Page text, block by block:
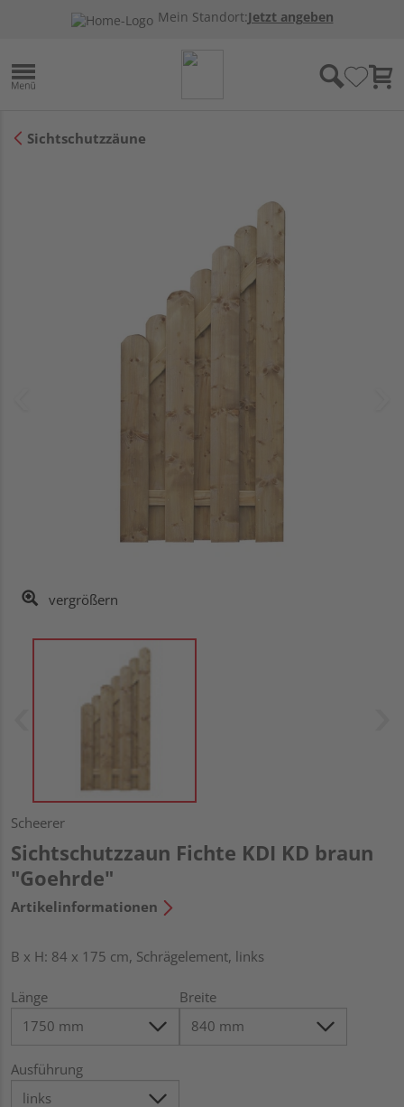
Mein Standort:Jetzt angeben
Sichtschutzzäune
vergrößern
Scheerer
Sichtschutzzaun Fichte KDI KD braun
"Goehrde"
Artikelinformationen
B x H: 84 x 175 cm, Schrägelement, links
Länge Breite
Ausführung